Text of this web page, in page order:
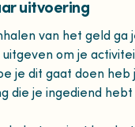
uitvoering
van het geld ga
om je
je dit gaat doen heb
die je ingediend hebt